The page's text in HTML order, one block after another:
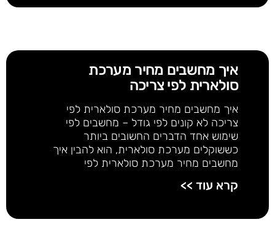
איך מחשבים מחיר מערכת
סולארית לפי צריכה
איך מחשבים מחיר מערכת סולארית לפי
צריכה לא קונים לפי גודל – מחשבים לפי
שימוש אחד הדברים החשובים ביותר
כששוקלים מערכת סולארית, הוא להבין איך
מחשבים מחיר מערכת סולארית לפי
קרא עוד >>